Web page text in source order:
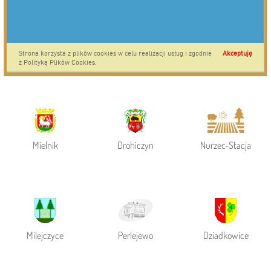
Powiat Siemiatycki Siemiatycze Gmina Siemiatycze
Mielnik Drohiczyn Nurzec-Stacja
Milejczyce Perlejewo Dziadkowice